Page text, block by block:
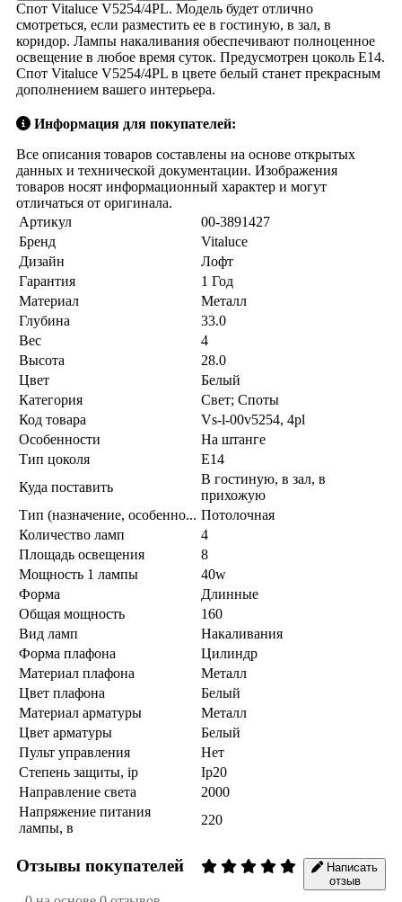
Спот Vitaluce V5254/4PL. Модель будет отлично
смотреться, если разместить ее в гостиную, в зал, в
коридор. Лампы накаливания обеспечивают полноценное
освещение в любое время суток. Предусмотрен цоколь E14.
Спот Vitaluce V5254/4PL в цвете белый станет прекрасным
дополнением вашего интерьера.
Информация для покупателей:
Все описания товаров составлены на основе открытых
данных и технической документации. Изображения
товаров носят информационный характер и могут
отличаться от оригинала.
Артикул
00-3891427
Бренд
Vitaluce
Дизайн
Лофт
Гарантия
1 Год
Материал
Металл
Глубина
33.0
Вес
4
Высота
28.0
Цвет
Белый
Категория
Свет; Споты
Код товара
Vs-l-00v5254, 4pl
Особенности
На штанге
Тип цоколя
E14
Куда поставить
В гостиную, в зал, в
прихожую
Тип (назначение, особенно... Потолочная
Количество ламп
4
Площадь освещения
8
Мощность 1 лампы
40w
Форма
Длинные
Общая мощность
160
Вид ламп
Накаливания
Форма плафона
Цилиндр
Материал плафона
Металл
Цвет плафона
Белый
Материал арматуры
Металл
Цвет арматуры
Белый
Пульт управления
Нет
Степень защиты, ip
Ip20
Направление света
2000
Напряжение питания
лампы, в
220
Отзывы покупателей
Написать
отзыв